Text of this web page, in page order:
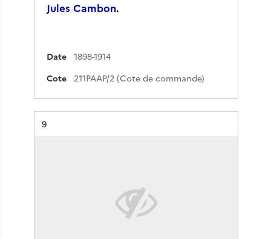
Jules Cambon.
Date
1898-1914
Cote
211PAAP/2 (Cote de commande)
Résultat n°
9